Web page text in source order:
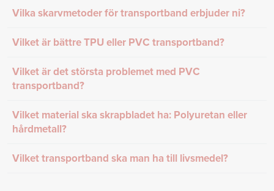
Vilka skarvmetoder för transportband erbjuder ni?
Vilket är bättre TPU eller PVC transportband?
Vilket är det största problemet med PVC
transportband?
Vilket material ska skrapbladet ha: Polyuretan eller
hårdmetall?
Vilket transportband ska man ha till livsmedel?